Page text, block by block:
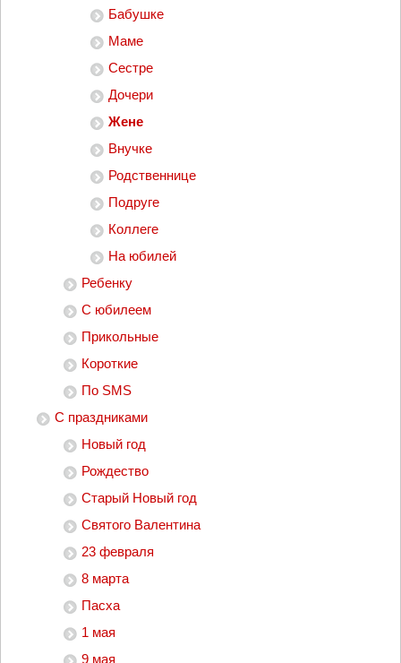
Бабушке
Маме
Сестре
Дочери
Жене
Внучке
Родственнице
Подруге
Коллеге
На юбилей
Ребенку
С юбилеем
Прикольные
Короткие
По SMS
С праздниками
Новый год
Рождество
Старый Новый год
Святого Валентина
23 февраля
8 марта
Пасха
1 мая
9 мая